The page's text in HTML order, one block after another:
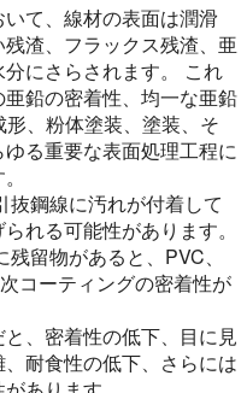
て、線材の表面は潤滑
渣、フラックス残渣、亜
にさらされます。 これ
鉛の密着性、均一な亜鉛
、粉体塗装、塗装、そ
る重要な表面処理工程に
抜鋼線に汚れが付着して
れる可能性があります。
残留物があると、PVC、
コーティングの密着性が
、密着性の低下、目に見
耐食性の低下、さらには